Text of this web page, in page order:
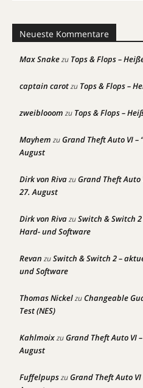
Neueste Kommentare
Max Snakezu Tops & Flops –
captain carotzu Tops & Flops –
zweiblooom zu Tops & Flops –
Mayhem zuGrand Theft Auto VI –
August
Dirk von RivazuGrand Theft Auto
27. August
Dirk von RivazuSwitch & Switch
Hard- und Software
Revan zuSwitch & Switch 2 –
und Software
Thomas NickelzuChangeable
Test (NES)
KahlmoixzuGrand Theft Auto VI
August
FuffelpupszuGrand Theft Auto